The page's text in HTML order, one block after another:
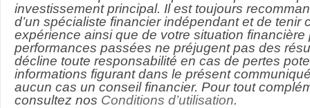
investissement principal. Il est toujours
d’un spécialiste financier indépendant et de tenir
expérience ainsi que de votre situation
performances passées ne préjugent pas des
décline toute responsabilité en cas de pertes
informations figurant dans le présent
aucun cas un conseil financier. Pour tout
consultez nos Conditions d’utilisation.